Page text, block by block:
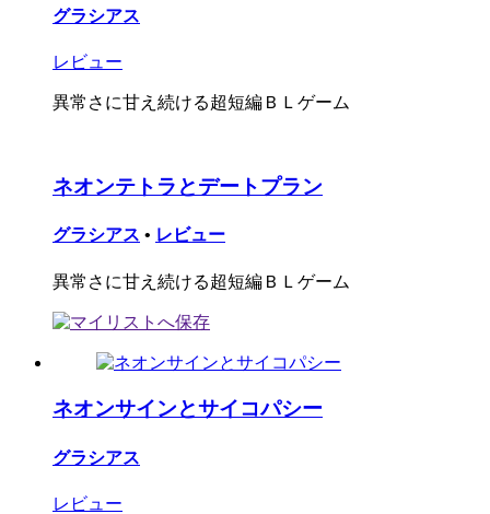
グラシアス
レビュー
異常さに甘え続ける超短編ＢＬゲーム
ネオンテトラとデートプラン
グラシアス • レビュー
異常さに甘え続ける超短編ＢＬゲーム
ネオンサインとサイコパシー
グラシアス
レビュー